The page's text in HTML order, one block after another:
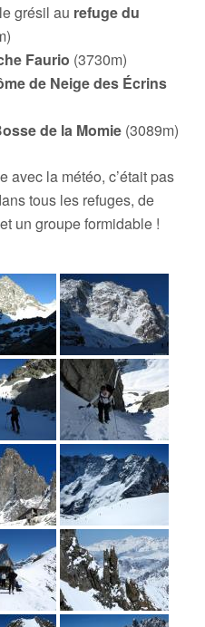
grésil au refuge du
Faurio (3730m)
de Neige des Écrins
de la Momie (3089m)
avec la météo, c’était pas
tous les refuges, de
un groupe formidable !